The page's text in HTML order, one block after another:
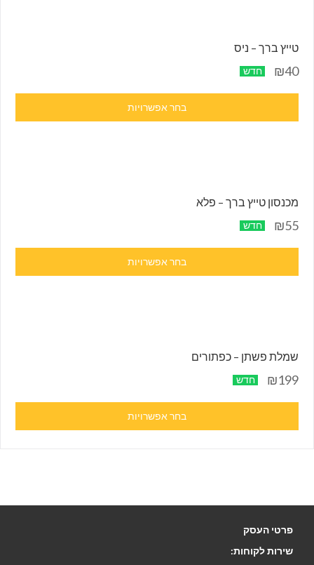
טייץ ברך – ניס
₪40 חדש
בחר אפשרויות
מכנסון טייץ ברך – פלא
₪55 חדש
בחר אפשרויות
שמלת פשתן – כפתורים
₪199 חדש
בחר אפשרויות
פרטי העסק
שירות לקוחות: